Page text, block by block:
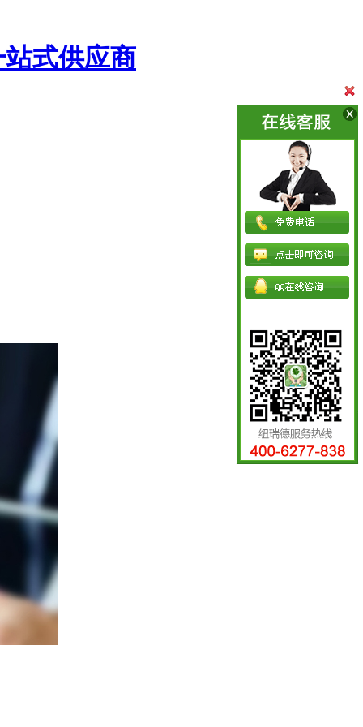
式供应商